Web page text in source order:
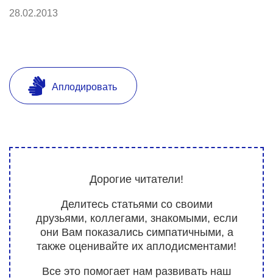
28.02.2013
Аплодировать
Дорогие читатели!
Делитесь статьями со своими
друзьями, коллегами, знакомыми, если
они Вам показались симпатичными, а
также оценивайте их аплодисментами!
Все это помогает нам развивать наш